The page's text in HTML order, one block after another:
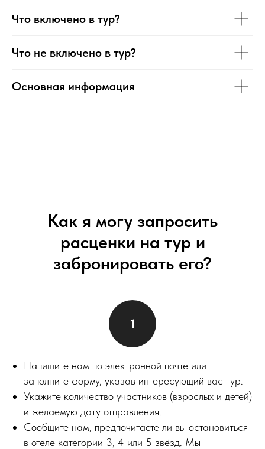
Что включено в тур?
Что не включено в тур?
Основная информация
Как я могу запросить
расценки на тур и
забронировать его?
Напишите нам по электронной почте или
заполните форму, указав интересующий вас тур.
Укажите количество участников (взрослых и детей)
и желаемую дату отправления.
Сообщите нам, предпочитаете ли вы остановиться
в отеле категории 3, 4 или 5 звёзд. Мы